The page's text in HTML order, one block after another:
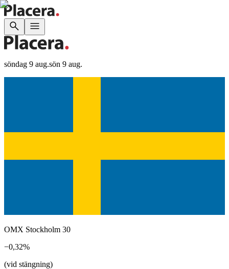
söndag 9 aug.sön 9 aug.
OMX Stockholm 30
−0,32%
(vid stängning)